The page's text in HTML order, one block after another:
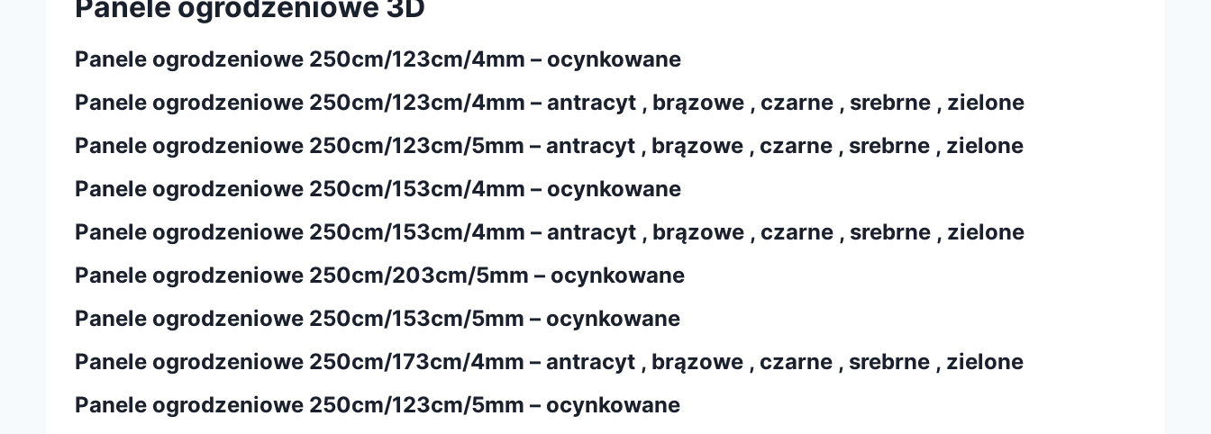
Panele ogrodzeniowe 250cm/123cm/4mm – ocynkowane
Panele ogrodzeniowe 250cm/123cm/4mm – antracyt , brązowe , czarne , srebrne , zielone
Panele ogrodzeniowe 250cm/123cm/5mm – antracyt , brązowe , czarne , srebrne , zielone
Panele ogrodzeniowe 250cm/153cm/4mm – ocynkowane
Panele ogrodzeniowe 250cm/153cm/4mm – antracyt , brązowe , czarne , srebrne , zielone
Panele ogrodzeniowe 250cm/203cm/5mm – ocynkowane
Panele ogrodzeniowe 250cm/153cm/5mm – ocynkowane
Panele ogrodzeniowe 250cm/173cm/4mm – antracyt , brązowe , czarne , srebrne , zielone
Panele ogrodzeniowe 250cm/123cm/5mm – ocynkowane